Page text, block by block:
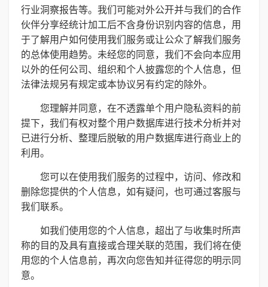
行业洞察报告等。我们可能对外公开并与我们的合作
伙伴分享经统计加工后不含身份识别内容的信息，用
于了解用户如何使用我们服务或让公众了解我们服务
的总体使用趋势。未经您的同意，我们不会向本应用
以外的任何公司、组织和个人披露您的个人信息，但
法律法规另有规定或本协议另有约定的除外。
您理解并同意，在不透露单个用户隐私资料的前
提下，我们有权对整个用户数据库进行技术分析并对
已进行分析、整理后脱敏的用户数据库进行商业上的
利用。
您可以在使用我们服务的过程中，访问、修改和
删除您提供的个人信息，如有疑问，也可通过客服与
我们联系。
如我们使用您的个人信息，超出了与收集时所声
称的目的及具有直接或合理关联的范围，我们将在使
用您的个人信息前，再次向您告知并征得您的明示同
意。